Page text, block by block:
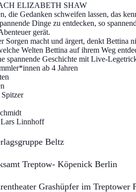
ELIZABETH SHAW
die Gedanken schweifen lassen, das
Dinge zu entdecken, so
gerät.
Sorgen macht und ärgert, denkt Bettina
Welten Bettina auf ihrem Weg
spannende Geschichte mit Live-
ab 4 Jahren
Lars Linnhoff
Beltz
Treptow- Köpenick Berlin
Grashüpfer im Treptower